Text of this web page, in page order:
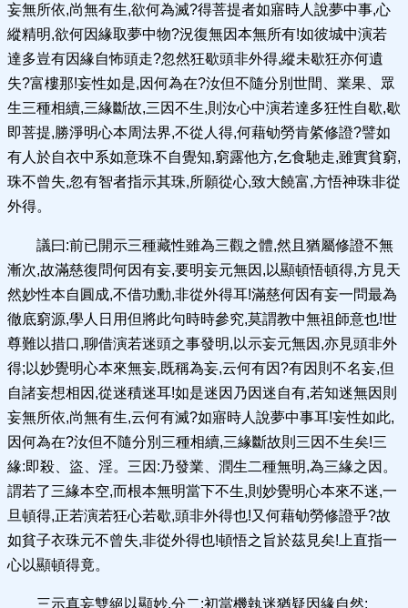
妄無所依,尚無有生,欲何為滅?得菩提者如寤時人說夢中事,心
縱精明,欲何因緣取夢中物?況復無因本無所有!如彼城中演若
達多豈有因緣自怖頭走?忽然狂歇頭非外得,縱未歇狂亦何遺
失?富樓那!妄性如是,因何為在?汝但不隨分別世間、業果、眾
生三種相續,三緣斷故,三因不生,則汝心中演若達多狂性自歇,歇
即菩提,勝淨明心本周法界,不從人得,何藉劬勞肯綮修證?譬如
有人於自衣中系如意珠不自覺知,窮露他方,乞食馳走,雖實貧窮,
珠不曾失,忽有智者指示其珠,所願從心,致大饒富,方悟神珠非從
外得。
議曰:前已開示三種藏性雖為三觀之體,然且猶屬修證不無
漸次,故滿慈復問何因有妄,要明妄元無因,以顯頓悟頓得,方見天
然妙性本自圓成,不借功勳,非從外得耳!滿慈何因有妄一問最為
徹底窮源,學人日用但將此句時時參究,莫謂教中無祖師意也!世
尊難以措口,聊借演若迷頭之事發明,以示妄元無因,亦見頭非外
得;以妙覺明心本來無妄,既稱為妄,云何有因?有因則不名妄,但
自諸妄想相因,從迷積迷耳!如是迷因乃因迷自有,若知迷無因則
妄無所依,尚無有生,云何有滅?如寤時人說夢中事耳!妄性如此,
因何為在?汝但不隨分別三種相續,三緣斷故則三因不生矣!三
緣:即殺、盜、淫。三因:乃發業、潤生二種無明,為三緣之因。
謂若了三緣本空,而根本無明當下不生,則妙覺明心本來不迷,一
旦頓得,正若演若狂心若歇,頭非外得也!又何藉劬勞修證乎?故
如貧子衣珠元不曾失,非從外得也!頓悟之旨於茲見矣!上直指一
心以顯頓得竟。
三示真妄雙絕以顯妙,分二:初當機執迷猶疑因緣自然: